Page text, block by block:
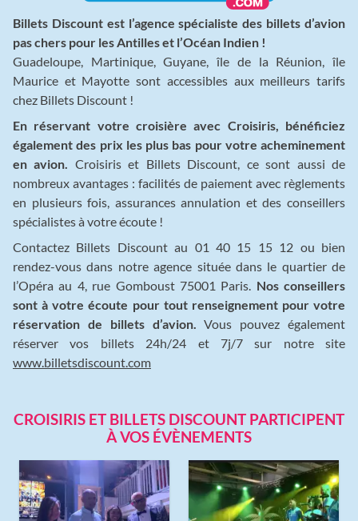
Billets Discount est l’agence spécialiste des billets d’avion
pas chers pour les Antilles et l’Océan Indien !
Guadeloupe, Martinique, Guyane, île de la Réunion, île
Maurice et Mayotte sont accessibles aux meilleurs tarifs
chez Billets Discount !
En réservant votre croisière avec Croisiris, bénéficiez
également des prix les plus bas pour votre acheminement
en avion.
Croisiris et Billets Discount, ce sont aussi de
nombreux avantages : facilités de paiement avec règlements
en plusieurs fois, assurances annulation et des conseillers
spécialistes à votre écoute !
Contactez Billets Discount au 01 40 15 15 12 ou bien
rendez-vous dans notre agence située dans le quartier de
l’Opéra au 4, rue Gomboust 75001 Paris. Nos conseillers
sont à votre écoute pour tout renseignement pour votre
réservation de billets d’avion.
Vous pouvez également
réserver vos billets 24h/24 et 7j/7 sur notre site
www.billetsdiscount.com
CROISIRIS ET BILLETS DISCOUNT PARTICIPENT
À VOS ÉVÈNEMENTS